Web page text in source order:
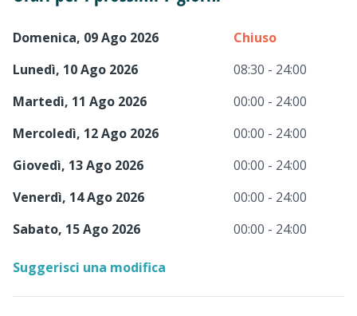
Domenica, 09 Ago 2026
Chiuso
Lunedì, 10 Ago 2026
08:30 - 24:00
Martedì, 11 Ago 2026
00:00 - 24:00
Mercoledì, 12 Ago 2026
00:00 - 24:00
Giovedì, 13 Ago 2026
00:00 - 24:00
Venerdì, 14 Ago 2026
00:00 - 24:00
Sabato, 15 Ago 2026
00:00 - 24:00
Suggerisci una modifica